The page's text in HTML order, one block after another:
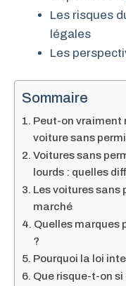
Les risques
légales
Les
Sommaire
Peut-on vraiment
voiture sans
Voitures sans
lourds : quelles
Les voitures sans
marché
Quelles marques
?
Pourquoi la loi
Que risque-t-on